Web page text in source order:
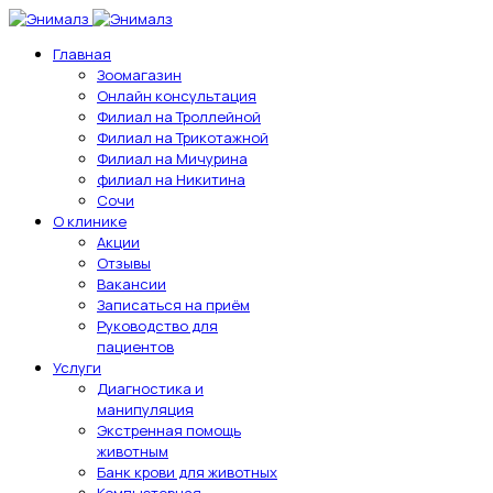
Главная
Зоомагазин
Онлайн консультация
Филиал на Троллейной
Филиал на Трикотажной
Филиал на Мичурина
филиал на Никитина
Сочи
О клинике
Акции
Отзывы
Вакансии
Записаться на приём
Руководство для
пациентов
Услуги
Диагностика и
манипуляция
Экстренная помощь
животным
Банк крови для животных